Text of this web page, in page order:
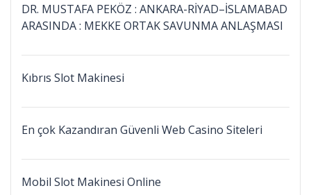
DR. MUSTAFA PEKÖZ : ANKARA-RİYAD–İSLAMABAD
ARASINDA : MEKKE ORTAK SAVUNMA ANLAŞMASI
Kıbrıs Slot Makinesi
En çok Kazandıran Güvenli Web Casino Siteleri
Mobil Slot Makinesi Online